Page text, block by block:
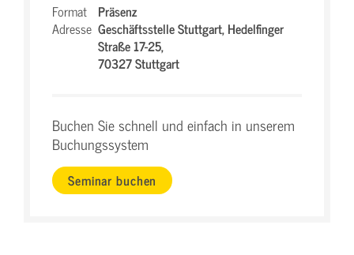
Format Präsenz
Adresse Geschäftsstelle Stuttgart,Hedelfinger
Straße 17-25,
70327 Stuttgart
Buchen Sie schnell und einfach in unserem
Buchungssystem
Seminar buchen